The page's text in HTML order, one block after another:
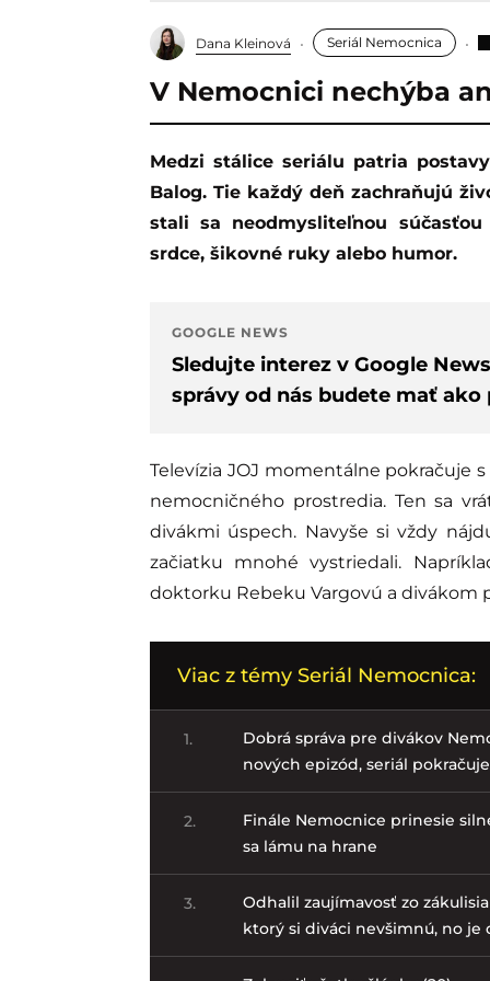
Dana Kleinová Seriál Nemocnica
V Nemocnici nechýba
Medzi stálice seriálu patria postavy ako Roman Varga, Denisa Antalová či Filip
Balog. Tie každý deň zachraňujú
stali sa neodmysliteľnou
srdce, šikovné ruky alebo humor.
GOOGLE NEWS
Sledujte interez v Google
správy od nás budete mať ako
Televízia JOJ momentálne pokračuje
nemocničného prostredia. Ten sa
divákmi úspech. Navyše si vždy
začiatku mnohé vystriedali.
doktorku Rebeku Vargovú a divákom
Viac z témy Seriál Nemocnica:
1.
Dobrá správa pre divákov
nových epizód, seriál pokračuje
2.
Finále Nemocnice prinesie
sa lámu na hrane
3.
Odhalil zaujímavosť zo
ktorý si diváci nevšimnú, no je